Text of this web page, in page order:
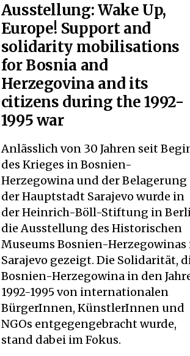
Ausstellung: Wake Up,
Europe! Support and
solidarity mobilisations
for Bosnia and
Herzegovina and its
citizens during the 1992-
1995 war
Anlässlich von 30 Jahren seit
des Krieges in Bosnien-
Herzegowina und der Belagerung
der Hauptstadt Sarajevo wurde in
der Heinrich-Böll-Stiftung in
die Ausstellung des Historischen
Museums Bosnien-Herzegowinas
Sarajevo gezeigt. Die Solidarität,
Bosnien-Herzegowina in den
1992-1995 von internationalen
BürgerInnen, KünstlerInnen und
NGOs entgegengebracht wurde,
stand dabei im Fokus.